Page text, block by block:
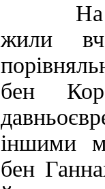
На
жили
бен
іншими
бен